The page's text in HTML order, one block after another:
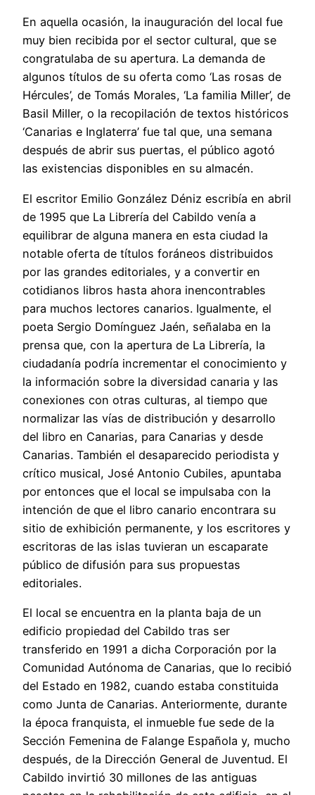
En aquella ocasión, la inauguración del local fue
muy bien recibida por el sector cultural, que se
congratulaba de su apertura. La demanda de
algunos títulos de su oferta como ‘Las rosas de
Hércules’, de Tomás Morales, ‘La familia Miller’, de
Basil Miller, o la recopilación de textos históricos
‘Canarias e Inglaterra’ fue tal que, una semana
después de abrir sus puertas, el público agotó
las existencias disponibles en su almacén.
El escritor Emilio González Déniz escribía en abril
de 1995 que La Librería del Cabildo venía a
equilibrar de alguna manera en esta ciudad la
notable oferta de títulos foráneos distribuidos
por las grandes editoriales, y a convertir en
cotidianos libros hasta ahora inencontrables
para muchos lectores canarios. Igualmente, el
poeta Sergio Domínguez Jaén, señalaba en la
prensa que, con la apertura de La Librería, la
ciudadanía podría incrementar el conocimiento y
la información sobre la diversidad canaria y las
conexiones con otras culturas, al tiempo que
normalizar las vías de distribución y desarrollo
del libro en Canarias, para Canarias y desde
Canarias. También el desaparecido periodista y
crítico musical, José Antonio Cubiles, apuntaba
por entonces que el local se impulsaba con la
intención de que el libro canario encontrara su
sitio de exhibición permanente, y los escritores y
escritoras de las islas tuvieran un escaparate
público de difusión para sus propuestas
editoriales.
El local se encuentra en la planta baja de un
edificio propiedad del Cabildo tras ser
transferido en 1991 a dicha Corporación por la
Comunidad Autónoma de Canarias, que lo recibió
del Estado en 1982, cuando estaba constituida
como Junta de Canarias. Anteriormente, durante
la época franquista, el inmueble fue sede de la
Sección Femenina de Falange Española y, mucho
después, de la Dirección General de Juventud. El
Cabildo invirtió 30 millones de las antiguas